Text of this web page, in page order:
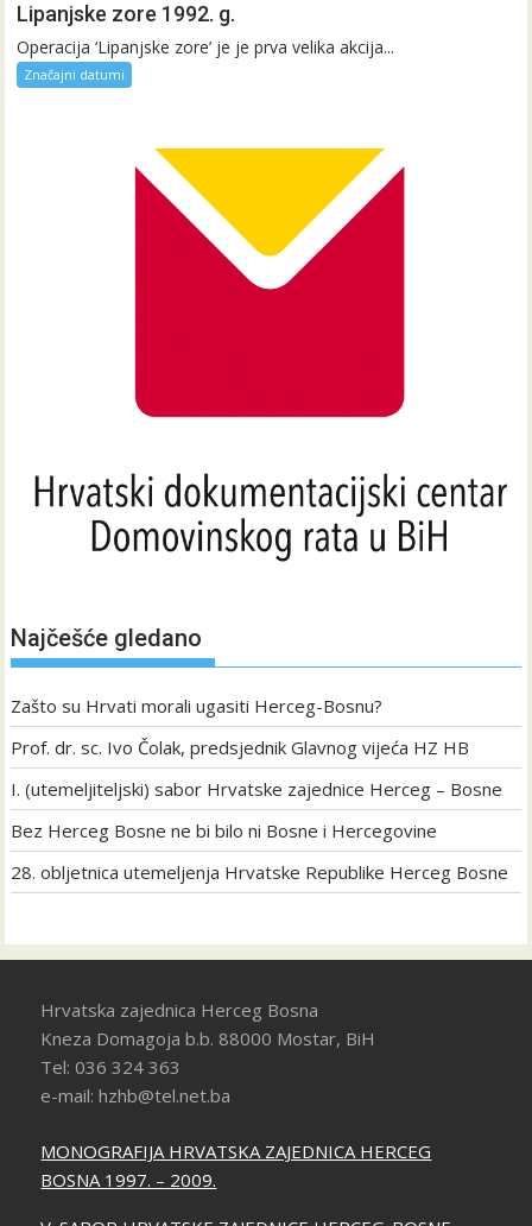
Lipanjske zore 1992. g.
Operacija ‘Lipanjske zore’ je je prva velika akcija...
Značajni datumi
Najčešće gledano
Zašto su Hrvati morali ugasiti Herceg-Bosnu?
Prof. dr. sc. Ivo Čolak, predsjednik Glavnog vijeća HZ HB
I. (utemeljiteljski) sabor Hrvatske zajednice Herceg – Bosne
Bez Herceg Bosne ne bi bilo ni Bosne i Hercegovine
28. obljetnica utemeljenja Hrvatske Republike Herceg Bosne
Hrvatska zajednica Herceg Bosna
Kneza Domagoja b.b. 88000 Mostar, BiH
Tel: 036 324 363
e-mail: hzhb@tel.net.ba
MONOGRAFIJA HRVATSKA ZAJEDNICA HERCEG
BOSNA 1997. – 2009.